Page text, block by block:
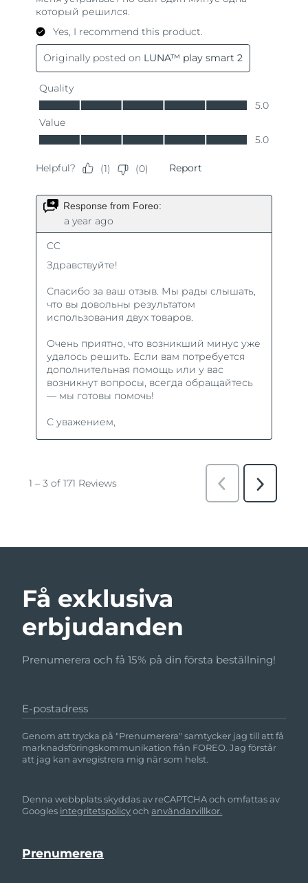
Få exklusiva
erbjudanden
Prenumerera och få 15% på din första beställning!
E-postadress
Genom att trycka på "Prenumerera" samtycker jag till att få
marknadsföringskommunikation från FOREO. Jag förstår
att jag kan avregistrera mig när som helst.
Denna webbplats skyddas av reCAPTCHA och omfattas av
Googles integritetspolicyochanvändarvillkor.